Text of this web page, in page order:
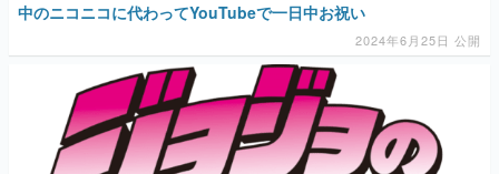
中のニコニコに代わってYouTubeで一日中お祝い
2024年6月25日 公開